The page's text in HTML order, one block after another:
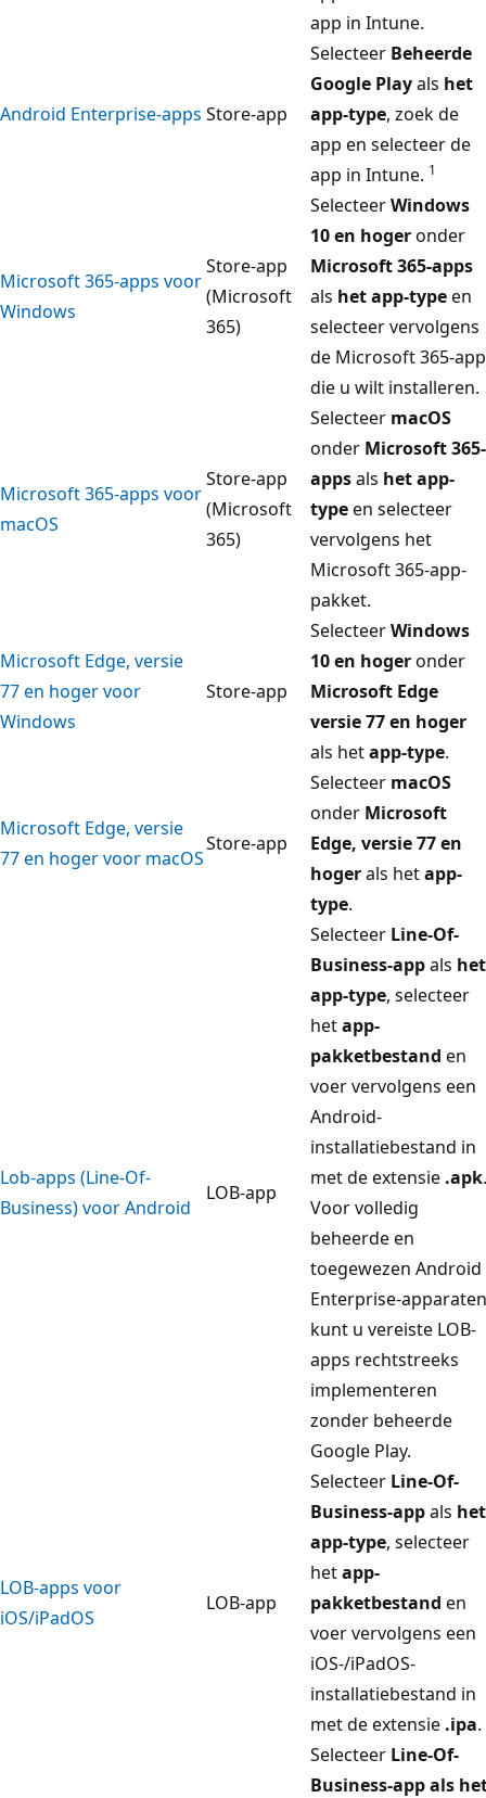
app in Intune.
Android Enterprise-apps Store-app
Selecteer Beheerde
Google Playals het
app-type, zoek de
app en selecteer de
app in Intune. 1
Microsoft 365-apps voor
Windows
Store-app
(Microsoft
365)
SelecteerWindows
10 en hogeronder
Microsoft 365-apps
als het app-typeen
selecteer vervolgens
de Microsoft 365-app
die u wilt installeren.
Microsoft 365-apps voor
macOS
Store-app
(Microsoft
365)
Selecteer macOS
onder Microsoft 365-
appsals het app-
typeen selecteer
vervolgens het
Microsoft 365-app-
pakket.
Microsoft Edge, versie
77 en hoger voor
Windows
Store-app
SelecteerWindows
10 en hogeronder
Microsoft Edge
versie 77 en hoger
als hetapp-type.
Microsoft Edge, versie
77 en hoger voor macOS
Store-app
Selecteer macOS
onder Microsoft
Edge, versie 77 en
hogerals hetapp-
type.
Lob-apps (Line-Of-
Business) voor Android
LOB-app
Selecteer Line-Of-
Business-appals het
app-type, selecteer
hetapp-
pakketbestand en
voer vervolgens een
Android-
installatiebestand in
met de extensie .apk.
Voor volledig
beheerde en
toegewezen Android
Enterprise-apparaten
kunt u vereiste LOB-
apps rechtstreeks
implementeren
zonder beheerde
Google Play.
LOB-apps voor
iOS/iPadOS
LOB-app
Selecteer Line-Of-
Business-appals het
app-type, selecteer
hetapp-
pakketbestand en
voer vervolgens een
iOS-/iPadOS-
installatiebestand in
met de extensie .ipa.
Selecteer Line-Of-
Business-app als